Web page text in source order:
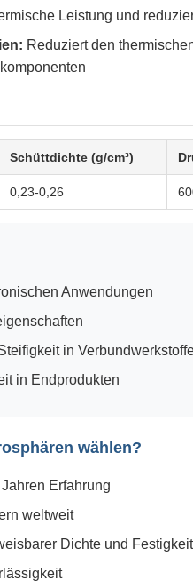
Leistung und
Reduziert den
Schüttdichte (g/cm³)
0,23-0,26
Anwendungen
in
in Endprodukten
wählen?
Erfahrung
weltweit
Dichte und Festigkeit